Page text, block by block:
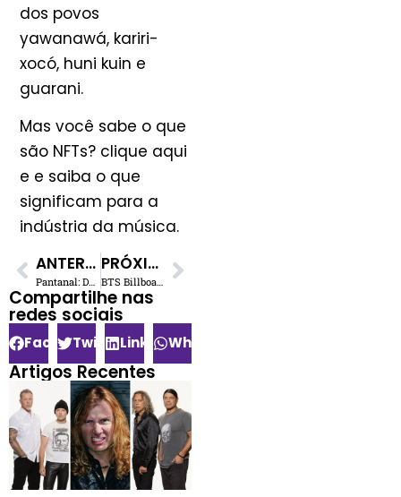
dos povos
yawanawá, kariri-
xocó, huni kuin e
guarani.
Mas você sabe o que
são NFTs? clique aqui
e e saiba o que
significam para a
indústria da música.
ANTERIOR
Pantanal: Duelo Gabriel x Almir Sater ao estilo Encruzilhada
PRÓXIMO
BTS Billboard Music Awards 2022: grupo bate o recorde do Destiny’s Child
Compartilhe nas
redes sociais​
FacebookTwitterLinkedInWhatsApp
Artigos Recentes